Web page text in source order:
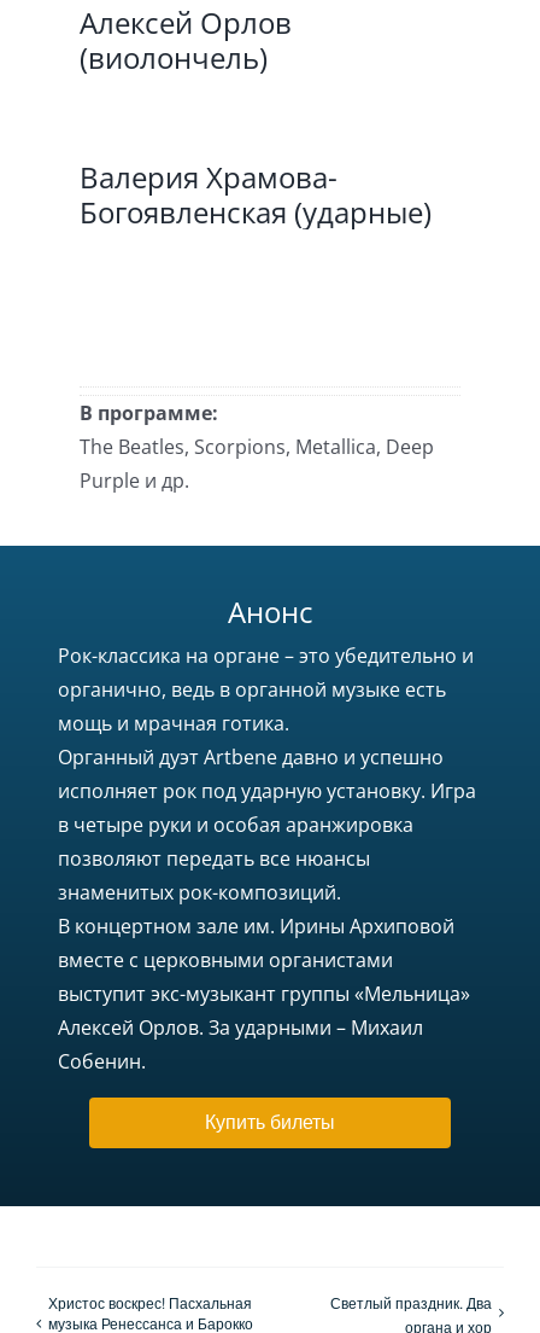
Алексей Орлов
(виолончель)
Валерия Храмова-
Богоявленская (ударные)
В программе:
The Beatles, Scorpions, Metallica, Deep
Purple и др.
Анонс
Рок-классика на органе – это убедительно и
органично, ведь в органной музыке есть
мощь и мрачная готика.
Органный дуэт Artbene давно и успешно
исполняет рок под ударную установку. Игра
в четыре руки и особая аранжировка
позволяют передать все нюансы
знаменитых рок-композиций.
В концертном зале им. Ирины Архиповой
вместе с церковными органистами
выступит экс-музыкант группы «Мельница»
Алексей Орлов. За ударными – Михаил
Собенин.
Купить билеты
Христос воскрес! Пасхальная
музыка Ренессанса и Барокко
Светлый праздник. Два
органа и хор